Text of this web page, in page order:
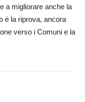
a migliorare anche la
è la riprova, ancora
verso i Comuni e la